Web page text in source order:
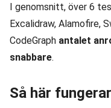
I genomsnitt, över 6
Excalidraw, Alamofire,
CodeGraph antalet
snabbare.
Så här